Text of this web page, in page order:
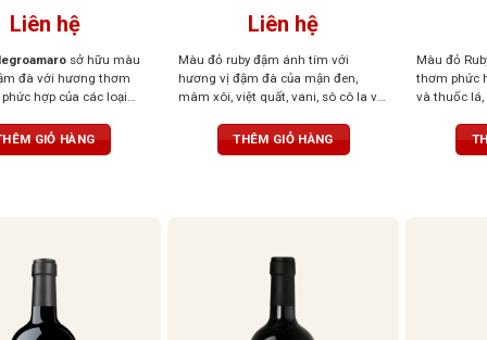
Liên hệ
sở hữu màu
đà với hương thơm
hợp của các loại
mùi hương thoang
thuốc lá và da thuộc. Vị
GIỎ HÀNG
Liên hệ
Màu đỏ ruby đậm ánh tím với
hương vị đậm đà của mận đen,
mâm xôi, việt quất, vani, sô cô la và
với vị chát mềm mại và dư vị trái
cây khô kéo dài
THÊM GIỎ HÀNG
Màu đỏ
thơm phức
và thuốc
tannin dịu
kéo dài,